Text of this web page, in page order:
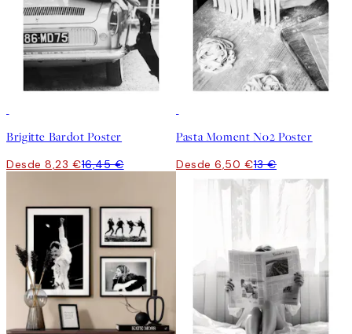
Brigitte Bardot Poster
Desde 8,23 €16,45 €
Pasta Moment No2 Poster
Desde 6,50 €13 €